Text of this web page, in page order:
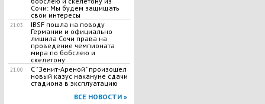
Сочи: Мы будем защищать
свои интересы
21:03
IBSF пошла на поводу
Германии и официально
лишила Сочи права на
проведение чемпионата
мира по бобслею и
скелетону
21:00
С "Зенит-Ареной" произошел
новый казус накануне сдачи
стадиона в эксплуатацию
ВСЕ НОВОСТИ »